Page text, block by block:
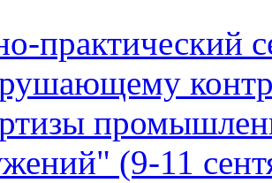
практический
(9-11